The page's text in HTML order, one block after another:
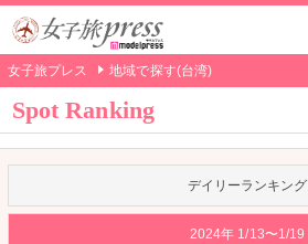
女子旅プレス 地域で探す(台湾)
Spot Ranking
デイリーランキング
2024年 1/13〜1/19